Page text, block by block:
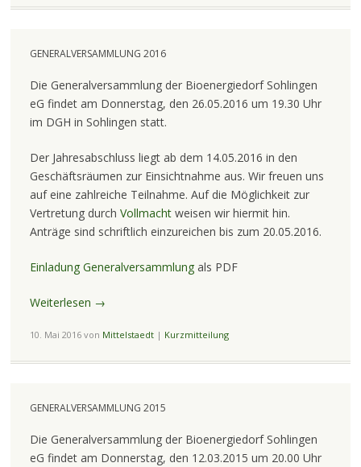
GENERALVERSAMMLUNG 2016
Die Generalversammlung der Bioenergiedorf Sohlingen
eG findet am Donnerstag, den 26.05.2016 um 19.30 Uhr
im DGH in Sohlingen statt.
Der Jahresabschluss liegt ab dem 14.05.2016 in den
Geschäftsräumen zur Einsichtnahme aus. Wir freuen uns
auf eine zahlreiche Teilnahme. Auf die Möglichkeit zur
Vertretung durch Vollmachtweisen wir hiermit hin.
Anträge sind schriftlich einzureichen bis zum 20.05.2016.
Einladung Generalversammlungals PDF
Weiterlesen →
10. Mai 2016von Mittelstaedt | Kurzmitteilung
GENERALVERSAMMLUNG 2015
Die Generalversammlung der Bioenergiedorf Sohlingen
eG findet am Donnerstag, den 12.03.2015 um 20.00 Uhr